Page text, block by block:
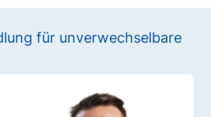
für unverwechselbare